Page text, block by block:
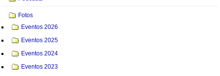
Fotos
Eventos 2026
Eventos 2025
Eventos 2024
Eventos 2023